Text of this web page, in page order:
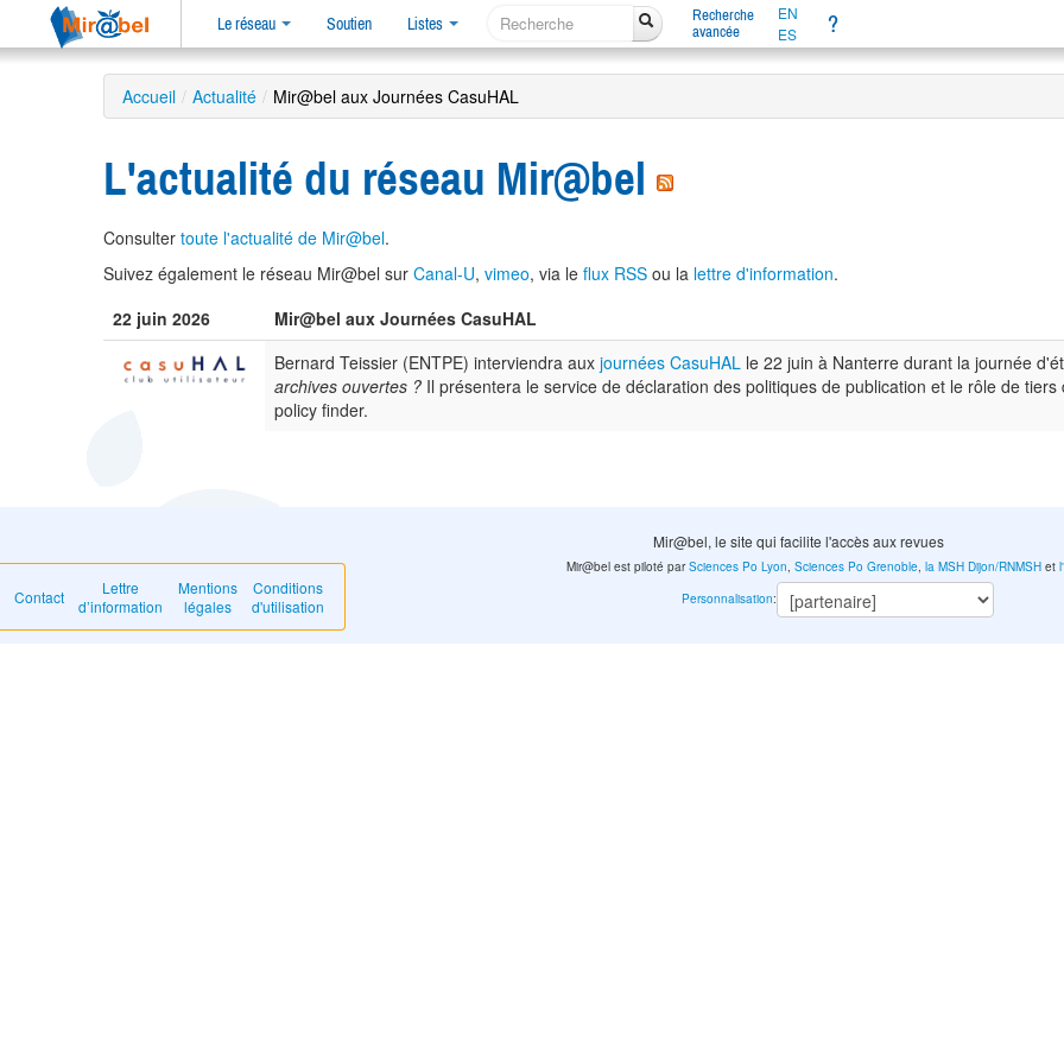
Le réseau Soutien Listes
Recherche
avancée
EN
ES
?
Accueil / Actualité / Mir@bel aux Journées CasuHAL
L'actualité du réseau Mir@bel
Consulter toute l'actualité de Mir@bel.
Suivez également le réseau Mir@bel sur Canal-U, vimeo, via le flux RSS ou la lettre d'information.
22 juin 2026
Mir@bel aux Journées CasuHAL
Bernard Teissier (ENTPE) interviendra aux journées CasuHAL le 22 juin à Nanterre durant la journée
archives ouvertes ? Il présentera le service de déclaration des politiques de publication et le rôle de
policy finder.
Mir@bel, le site qui facilite l'accès aux revues
Contact
Lettre
d’information
Mentions
légales
Conditions
d'utilisation
Mir@bel est piloté parSciences Po Lyon,Sciences Po Grenoble,la MSH Dijon/RNMSH et
Personnalisation: